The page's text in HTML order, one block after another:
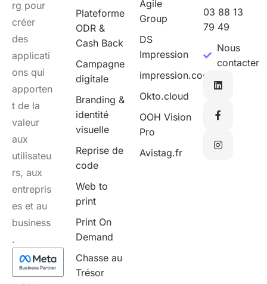
rg pour
créer
des
applicati
ons qui
apporten
t de la
valeur
aux
utilisateu
rs, aux
entrepris
es et au
business
.
Plateforme
ODR &
Cash Back
Campagne
digitale
Branding &
identité
visuelle
Reprise de
code
Web to
print
Print On
Demand
Chasse au
Trésor
Agile
Group
DS
Impression
impression.cool
Okto.cloud
OOH Vision
Pro
Avistag.fr
03 88 13
79 49
Nous
contacter